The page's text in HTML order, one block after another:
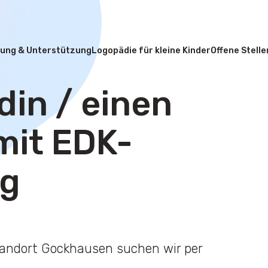
& Unterstützung Logopädie für kleine KinderOffene
/ einen
EDK-
Gockhausen suchen wir per